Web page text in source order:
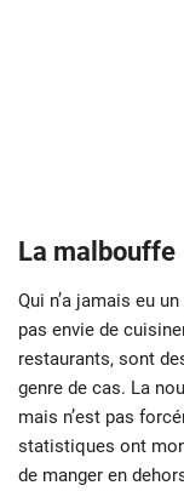
La malbouffe
Qui n’a jamais eu
pas envie de
restaurants, sont
genre de cas. La
mais n’est pas
statistiques ont
de manger en